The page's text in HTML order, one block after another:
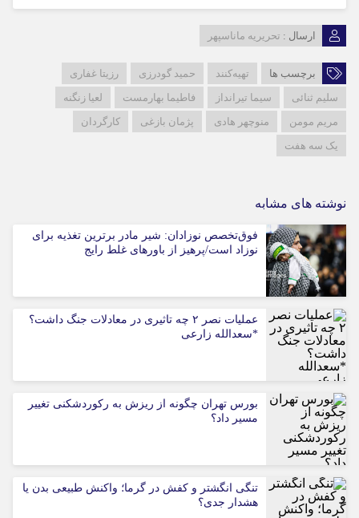
ارسال : تحریریه ماناسپهر
برچسب ها تهیه‌کنند حمید گودرزی
رزیتا غفاری
سلیم ثنائی
سیما تیرانداز فاطیما بهارمست
لعیا زنگنه
مریم مومن
منوچهر هادی پژمان بازغی
کارگردان
یک سه هفت
نوشته های مشابه
فوق‌تخصص نوزادان: شیر مادر برترین تغذیه برای
نوزاد است/پرهیز از باورهای غلط رایج
عملیات نصر ۲ چه تاثیری در معادلات جنگ داشت؟
*سعدالله زارعی
بورس تهران چگونه از ریزش به رکوردشکنی تغییر
مسیر داد؟
تنگی انگشتر و کفش در گرما؛ واکنش طبیعی بدن یا
هشدار جدی؟